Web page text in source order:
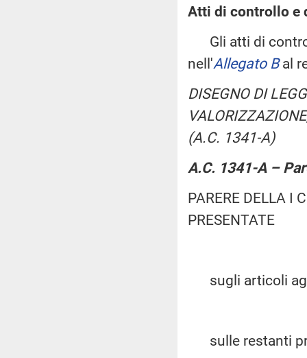
Atti di controllo e
Gli atti di
nell'Allegato Bal
DISEGNO DI
(A.C. 1341-A)
A.C. 1341-A –
PARERE DELLA I
PRESENTATE
sugli articoli
sulle restanti